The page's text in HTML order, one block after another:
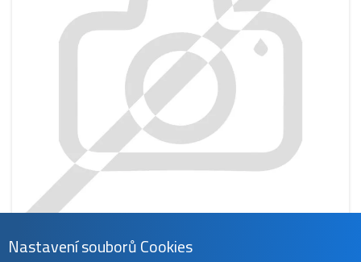
Nastavení souborů Cookies